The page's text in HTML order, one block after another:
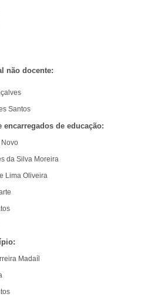
não docente:
Santos
encarregados de educação:
Novo
da Silva Moreira
Lima Oliveira
Madaíl